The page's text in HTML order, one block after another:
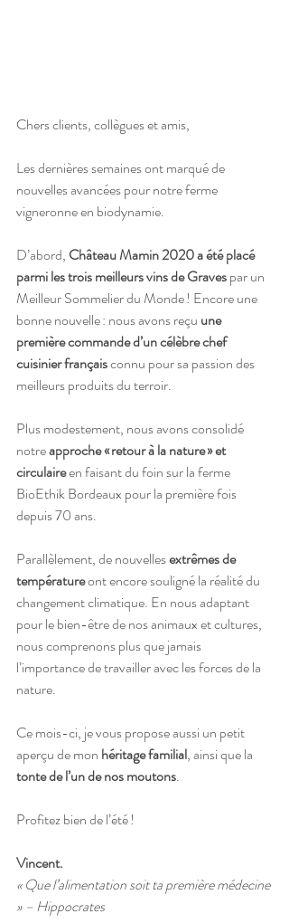
Chers clients, collègues et amis,
Les dernières semaines ont marqué de
nouvelles avancées pour notre ferme
vigneronne en biodynamie.
D’abord, Château Mamin 2020 a été placé
parmi les trois meilleurs vins de Graves par un
Meilleur Sommelier du Monde ! Encore une
bonne nouvelle : nous avons reçu une
première commande d’un célèbre chef
cuisinier français connu pour sa passion des
meilleurs produits du terroir.
Plus modestement, nous avons consolidé
notre approche « retour à la nature » et
circulaire en faisant du foin sur la ferme
BioEthik Bordeaux pour la première fois
depuis 70 ans.
Parallèlement, de nouvelles extrêmes de
température ont encore souligné la réalité du
changement climatique. En nous adaptant
pour le bien-être de nos animaux et cultures,
nous comprenons plus que jamais
l’importance de travailler avec les forces de la
nature.
Ce mois-ci, je vous propose aussi un petit
aperçu de mon héritage familial, ainsi que la
tonte de l’un de nos moutons.
Profitez bien de l’été !
Vincent.
« Que l’alimentation soit ta première médecine
» – Hippocrates